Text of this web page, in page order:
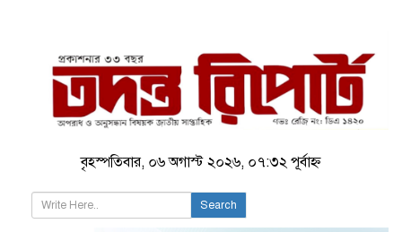
বৃহস্পতিবার, ০৬ অগাস্ট ২০২৬, ০৭:৩২ পূর্বাহ্ন
Search